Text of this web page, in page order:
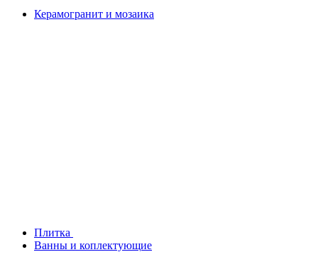
Керамогранит и мозаика
Плитка
Ванны и коплектующие